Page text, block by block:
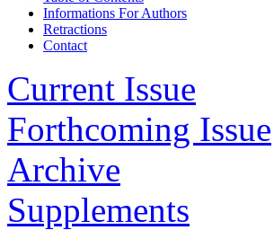
Informations For Authors
Retractions
Contact
Current Issue
Forthcoming Issue
Archive
Supplements